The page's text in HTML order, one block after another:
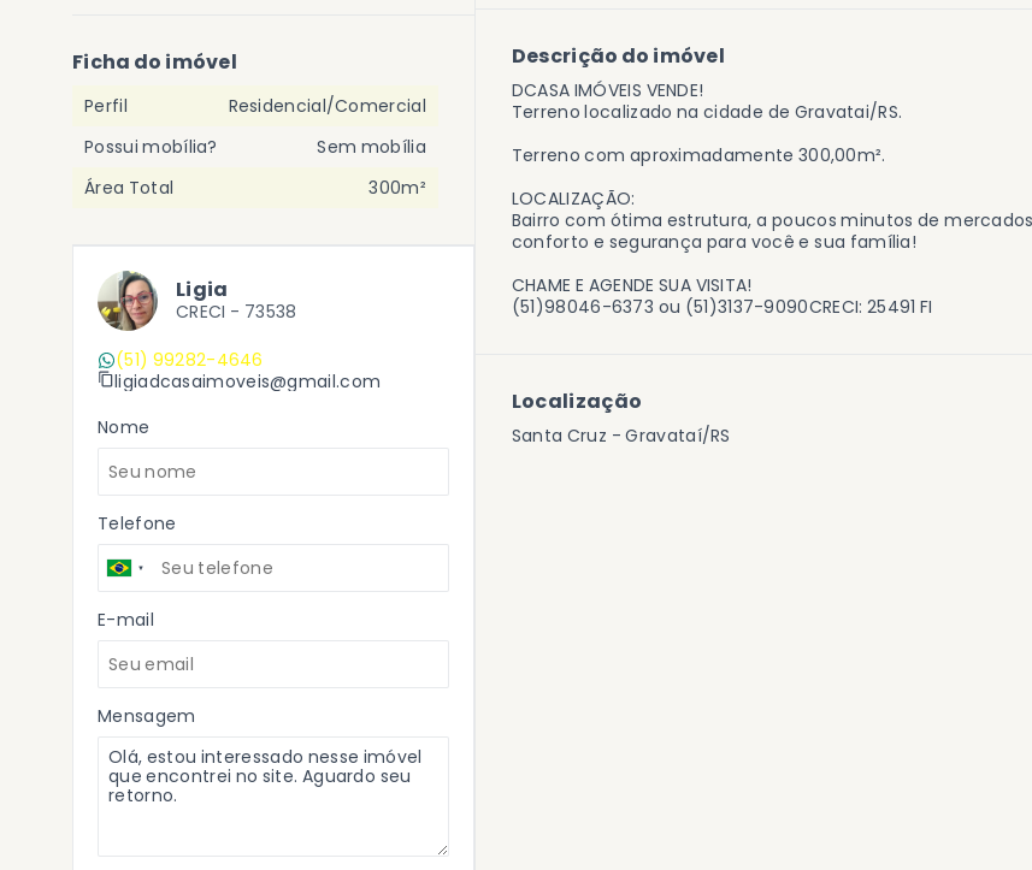
Descrição do imóvel
DCASA IMÓVEIS VENDE!
Terreno localizado na cidade de Gravatai/RS.
Terreno com aproximadamente 300,00m².
LOCALIZAÇÃO:
Bairro com ótima estrutura, a poucos minutos de
conforto e segurança para você e sua família!
CHAME E AGENDE SUA VISITA!
(51)98046-6373 ou (51)3137-9090CRECI: 25491 FI
Localização
Santa Cruz - Gravataí/RS
Ficha do imóvel
Perfil
Residencial/Comercial
Possui mobília?
Sem mobília
Área Total
300m²
Ligia
CRECI - 73538
(51) 99282-4646
ligiadcasaimoveis@gmail.com
Nome
Telefone
E-mail
Mensagem